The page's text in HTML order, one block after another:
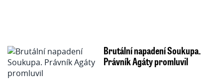
Brutální napadení Soukupa.
Právník Agáty promluvil